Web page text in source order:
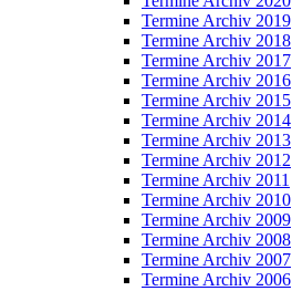
Termine Archiv 2019
Termine Archiv 2018
Termine Archiv 2017
Termine Archiv 2016
Termine Archiv 2015
Termine Archiv 2014
Termine Archiv 2013
Termine Archiv 2012
Termine Archiv 2011
Termine Archiv 2010
Termine Archiv 2009
Termine Archiv 2008
Termine Archiv 2007
Termine Archiv 2006